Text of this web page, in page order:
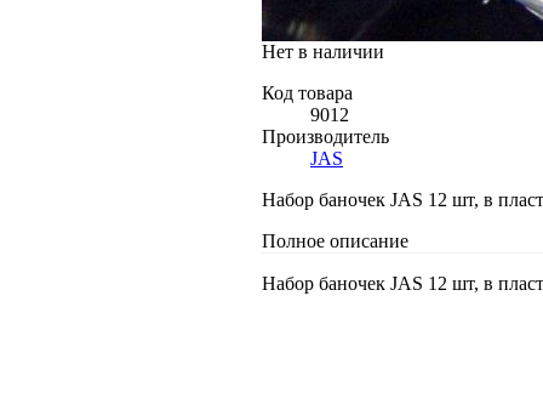
Нет в наличии
Код товара
9012
Производитель
JAS
Набор баночек JAS 12 шт, в
Полное описание
Набор баночек JAS 12 шт, в